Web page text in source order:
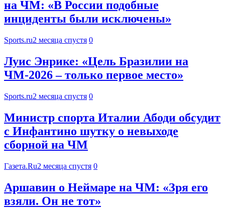
на ЧМ: «В России подобные
инциденты были исключены»
Sports.ru2 месяца спустя 0
Луис Энрике: «Цель Бразилии на
ЧМ-2026 – только первое место»
Sports.ru2 месяца спустя 0
Министр спорта Италии Абоди обсудит
с Инфантино шутку о невыходе
сборной на ЧМ
Газета.Ru2 месяца спустя 0
Аршавин о Неймаре на ЧМ: «Зря его
взяли. Он не тот»